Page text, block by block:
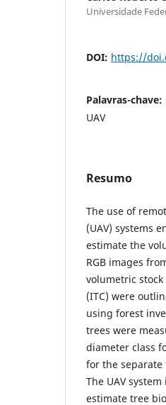
Universidade
DOI: https://
Palavras-chave:
UAV
Resumo
The use of
(UAV) systems
estimate the
RGB images
volumetric
(ITC) were
using forest
trees were
diameter class
for the separate
The UAV
estimate tree